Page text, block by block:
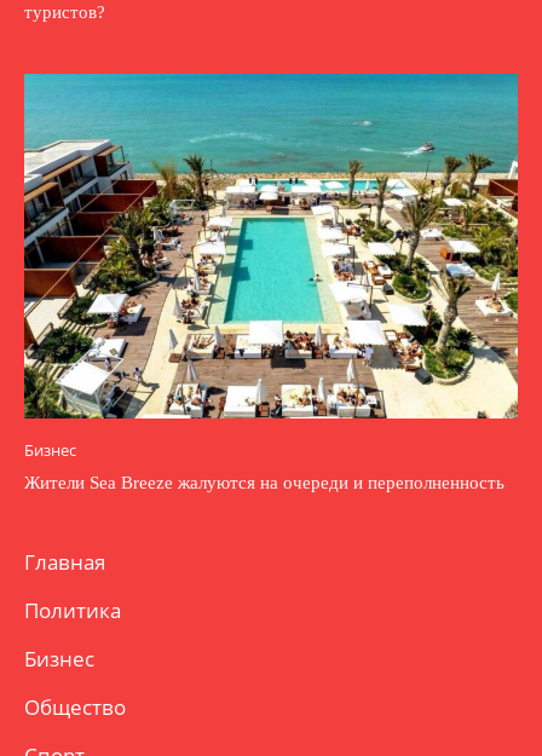
туристов?
Бизнес
Жители Sea Breeze жалуются на очереди и переполненность
Главная
Политика
Бизнес
Общество